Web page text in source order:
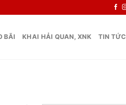
BÃI KHAI HẢI QUAN, XNK TIN TỨC